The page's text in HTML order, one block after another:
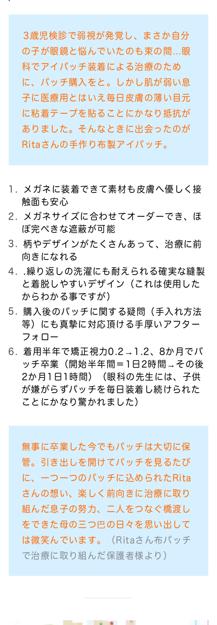
3歳児検診で弱視が発覚し、まさか自分
の子が眼鏡と悩んでいたのも束の間…眼
科でアイパッチ装着による治療のため
に、パッチ購入をと。しかし肌が弱い息
子に医療用とはいえ毎日皮膚の薄い目元
に粘着テープを貼ることにかなり抵抗が
ありました。そんなときに出会ったのが
Ritaさんの手作り布製アイパッチ。
メガネに装着できて素材も皮膚へ優しく接
触面も安心
メガネサイズに合わせてオーダーでき、ほ
ぼ完ぺきな遮蔽が可能
柄やデザインがたくさんあって、治療に前
向きになれる
.繰り返しの洗濯にも耐えられる確実な縫製
と着脱しやすいデザイン（これは使用した
からわかる事ですが）
購入後のパッチに関する疑問（手入れ方法
等）にも真摯に対応頂ける手厚いアフター
フォロー
着用半年で矯正視力0.2→1.2、8か月でパ
ッチ卒業（開始半年間＝1日2時間→その後
2か月1日1時間）（眼科の先生には、子供
が嫌がらずパッチを毎日装着し続けられた
ことにかなり驚かれました）
無事に卒業した今でもパッチは大切に保
管。引き出しを開けてパッチを見るたび
に、一つ一つのパッチに込められたRita
さんの想い、楽しく前向きに治療に取り
組んだ息子の努力、二人をつなぐ橋渡し
をできた母の三つ巴の日々を思い出して
は微笑んでいます。
（Ritaさん布パッチ
で治療に取り組んだ保護者様より）